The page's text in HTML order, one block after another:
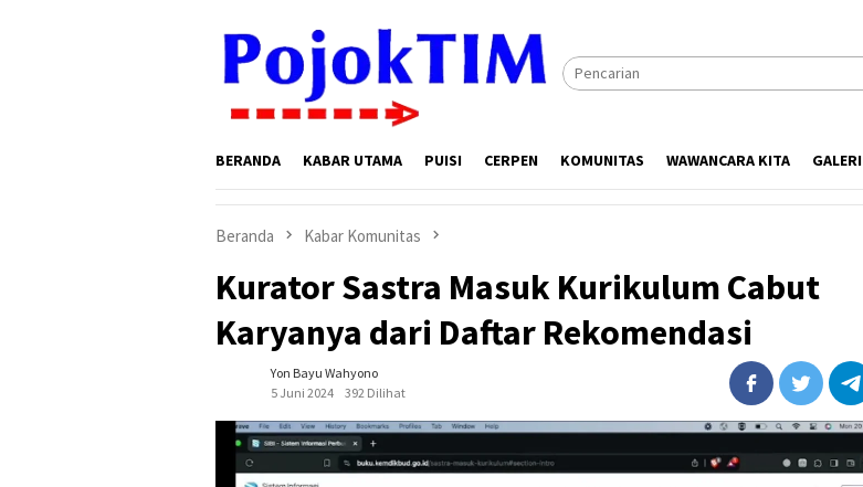
BERANDA KABAR UTAMA PUISI CERPEN KOMUNITAS WAWANCARA KITA GALERI
Beranda Kabar Komunitas
Kurator Sastra Masuk Kurikulum Cabut
Karyanya dari Daftar Rekomendasi
Yon Bayu Wahyono
5 Juni 2024
392 Dilihat